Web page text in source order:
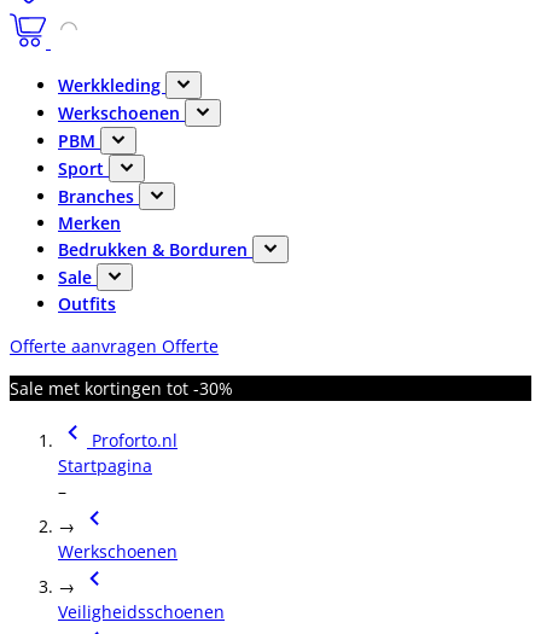
Werkkleding
Werkschoenen
PBM
Sport
Branches
Merken
Bedrukken & Borduren
Sale
Outfits
Offerte aanvragen Offerte
Sale met kortingen tot -30%
Proforto.nl
Startpagina
–
→
Werkschoenen
→
Veiligheidsschoenen